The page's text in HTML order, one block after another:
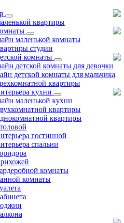
квартиры
маленькой комнаты
студии
комнаты
детской комнаты для девочки
детской комнаты для мальчика
квартиры
кухни
маленькой кухни
квартиры
квартиры
гостинной
спальни
комнаты
комнаты